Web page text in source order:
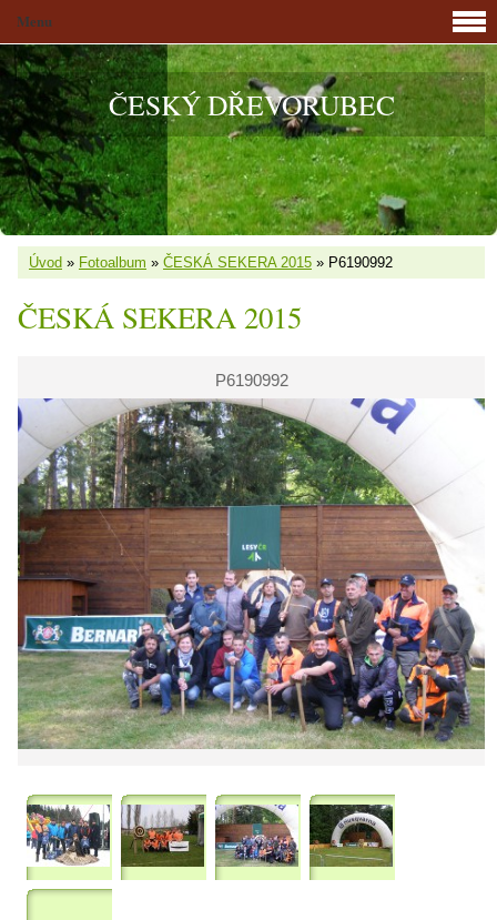
ČESKÝ DŘEVORUBEC
Úvod » Fotoalbum » ČESKÁ SEKERA 2015 » P6190992
ČESKÁ SEKERA 2015
P6190992
Menu